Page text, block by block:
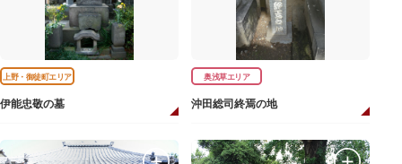
上野・御徒町エリア
伊能忠敬の墓
奥浅草エリア
沖田総司終焉の地